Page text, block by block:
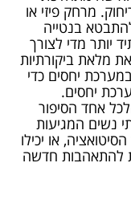
מרחק פיזי או
להתבטא בנטייה
יותר מדי לצורך
מלאת ביקורתיות
יחסים כדי
יחסים.
אחד הסיפור
נשים המגיעות
או יכילו
להתאהבות חדשה